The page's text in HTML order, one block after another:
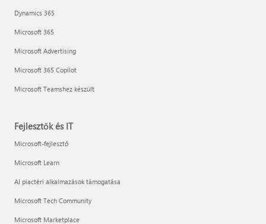
Dynamics 365
Microsoft 365
Microsoft Advertising
Microsoft 365 Copilot
Microsoft Teamshez készült
Fejlesztők és IT
Microsoft-fejlesztő
Microsoft Learn
AI piactéri alkalmazások támogatása
Microsoft Tech Community
Microsoft Marketplace